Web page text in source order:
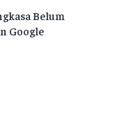
Belum
Google